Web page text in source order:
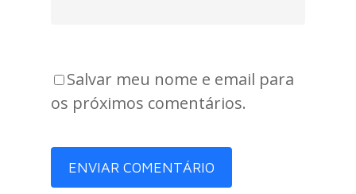
Salvar meu nome e email para
os próximos comentários.